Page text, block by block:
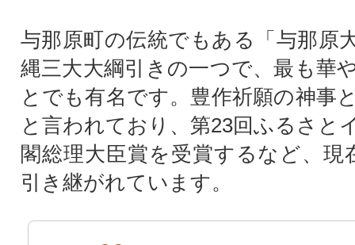
与那原町の伝統でもある「与那原
縄三大大綱引きの一つで、最も華
とでも有名です。豊作祈願の神事
と言われており、第23回ふるさと
閣総理大臣賞を受賞するなど、現
引き継がれています。